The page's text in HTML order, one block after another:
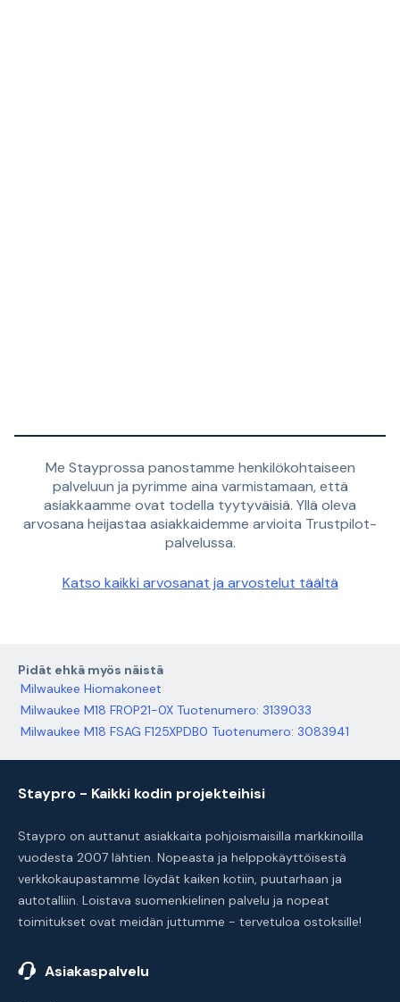
Me Stayprossa panostamme henkilökohtaiseen
palveluun ja pyrimme aina varmistamaan, että
asiakkaamme ovat todella tyytyväisiä. Yllä oleva
arvosana heijastaa asiakkaidemme arvioita Trustpilot-
palvelussa.
Katso kaikki arvosanat ja arvostelut täältä
Pidät ehkä myös näistä
Milwaukee Hiomakoneet
Milwaukee M18 FROP21-0X Tuotenumero: 3139033
Milwaukee M18 FSAG F125XPDB0 Tuotenumero: 3083941
Staypro - Kaikki kodin projekteihisi
Staypro on auttanut asiakkaita pohjoismaisilla markkinoilla
vuodesta 2007 lähtien. Nopeasta ja helppokäyttöisestä
verkkokaupastamme löydät kaiken kotiin, puutarhaan ja
autotalliin. Loistava suomenkielinen palvelu ja nopeat
toimitukset ovat meidän juttumme - tervetuloa ostoksille!
Asiakaspalvelu